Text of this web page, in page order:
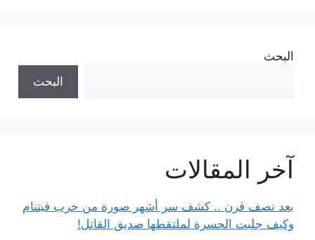
البحث
البحث
آخر المقالات
بعد نصف قرن .. كشف سر أشهر صورة من حرب فيتنام
وكيف جلبت الحسرة لملتقطها صديق القاتل!